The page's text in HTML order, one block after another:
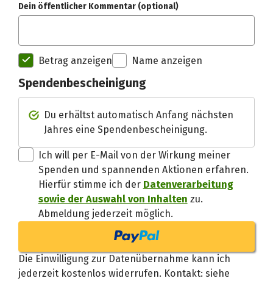
Dein öffentlicher Kommentar (optional)
Betrag anzeigen Name anzeigen
Spendenbescheinigung
Du erhältst automatisch Anfang nächsten
Jahres eine Spendenbescheinigung.
Ich will per E-Mail von der Wirkung meiner
Spenden und spannenden Aktionen erfahren.
Hierfür stimme ich der Datenverarbeitung
sowie der Auswahl von Inhalten zu.
Abmeldung jederzeit möglich.
Die Einwilligung zur Datenübernahme kann ich
jederzeit kostenlos widerrufen. Kontakt: siehe
Spendenempfänger